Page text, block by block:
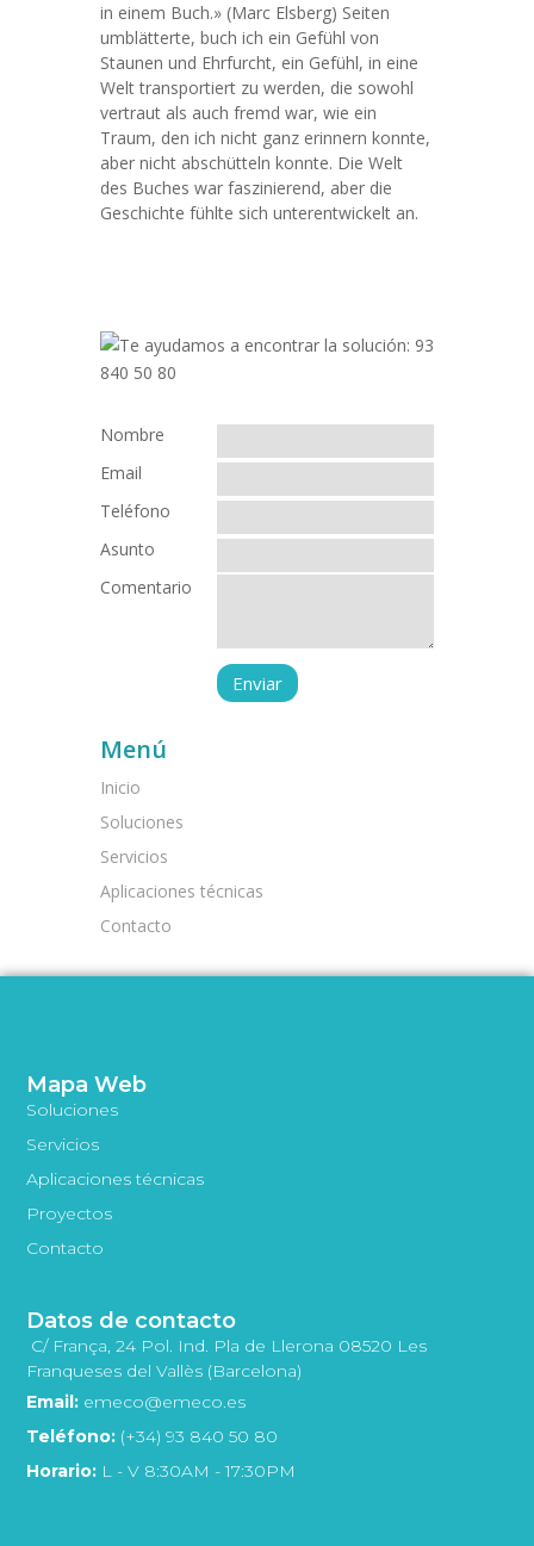
in einem Buch.» (Marc Elsberg) Seiten
umblätterte, buch ich ein Gefühl von
Staunen und Ehrfurcht, ein Gefühl, in eine
Welt transportiert zu werden, die sowohl
vertraut als auch fremd war, wie ein
Traum, den ich nicht ganz erinnern konnte,
aber nicht abschütteln konnte. Die Welt
des Buches war faszinierend, aber die
Geschichte fühlte sich unterentwickelt an.
Nombre
Email
Teléfono
Asunto
Comentario
Menú
Inicio
Soluciones
Servicios
Aplicaciones técnicas
Contacto
Mapa Web
Soluciones
Servicios
Aplicaciones técnicas
Proyectos
Contacto
Datos de contacto
C/ França, 24 Pol. Ind. Pla de Llerona 08520 Les
Franqueses del Vallès (Barcelona)
Email: emeco@emeco.es
Teléfono: (+34) 93 840 50 80
Horario: L - V 8:30AM - 17:30PM